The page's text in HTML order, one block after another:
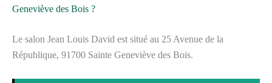
Geneviève des Bois ?
Le salon Jean Louis David est situé au 25 Avenue de la
République, 91700 Sainte Geneviève des Bois.